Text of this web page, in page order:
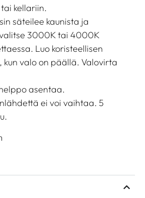
kellariin.
säteilee kaunista ja
3000K tai 4000K
Luo koristeellisen
valo on päällä. Valovirta
asentaa.
ei voi vaihtaa. 5